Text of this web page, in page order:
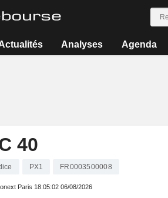
Analyses Agenda
40
PX1 FR0003500008
Paris 18:05:02 06/08/2026